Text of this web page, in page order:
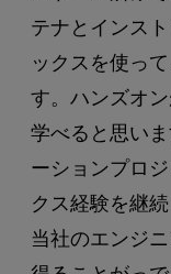
テナとインス
ックスを使っ
す。ハンズオ
学べると思い
ーションプロ
クス経験を継
当社のエンジ